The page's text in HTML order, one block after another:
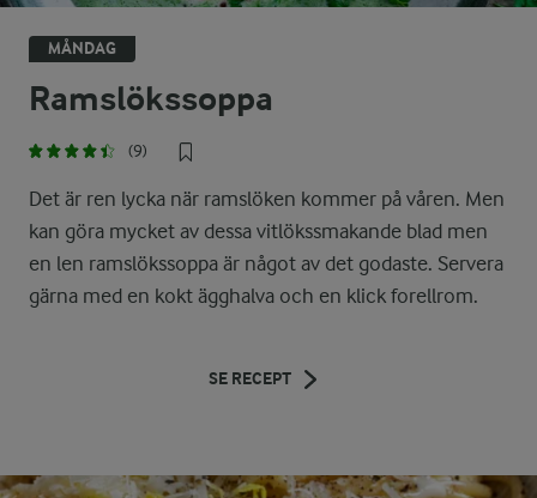
MÅNDAG
Ramslökssoppa
(9)
Det är ren lycka när ramslöken kommer på våren. Men
kan göra mycket av dessa vitlökssmakande blad men
en len ramslökssoppa är något av det godaste. Servera
gärna med en kokt ägghalva och en klick forellrom.
SE RECEPT